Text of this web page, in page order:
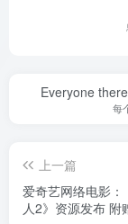
Everyone
每
上一篇
爱奇艺网络电影：
人2》资源发布 附